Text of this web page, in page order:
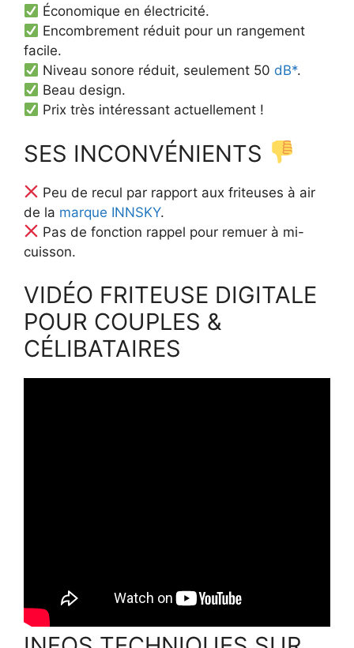
Économique en électricité.
Encombrement réduit pour un rangement
facile.
Niveau sonore réduit, seulement 50 dB*.
Beau design.
Prix très intéressant actuellement !
SES INCONVÉNIENTS
Peu de recul par rapport aux friteuses à air
de la marque INNSKY.
Pas de fonction rappel pour remuer à mi-
cuisson.
VIDÉO FRITEUSE DIGITALE
POUR COUPLES &
CÉLIBATAIRES